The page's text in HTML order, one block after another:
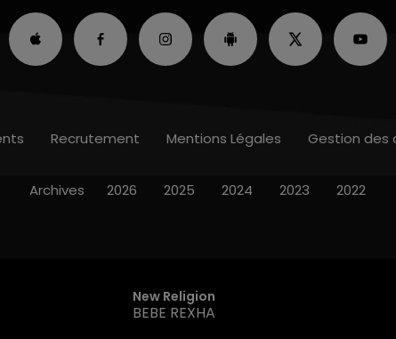
New Religion
BEBE REXHA
Recrutement Mentions Légales Gestion des
Archives 2026 2025 2024 2023 2022